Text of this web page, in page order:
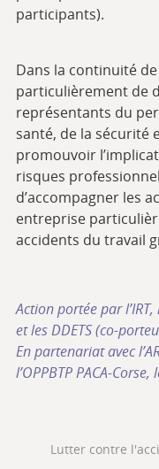
participants).
Dans la continuité
particulièrement de
représentants du
santé, de la sécurité
promouvoir
risques
d’accompagner les
entreprise
accidents du travail
Action portée par
et les DDETS (co-
En partenariat avec
l’OPPBTP PACA-
Lutter contre